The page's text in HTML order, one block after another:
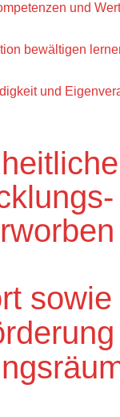
und
bewältigen
und